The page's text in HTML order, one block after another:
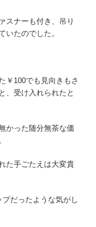
スナーも付き、吊り
いたのでした。
￥100でも見向きもさ
、受け入れられたと
かった随分無茶な価
た手ごたえは大変貴
だったような気がし